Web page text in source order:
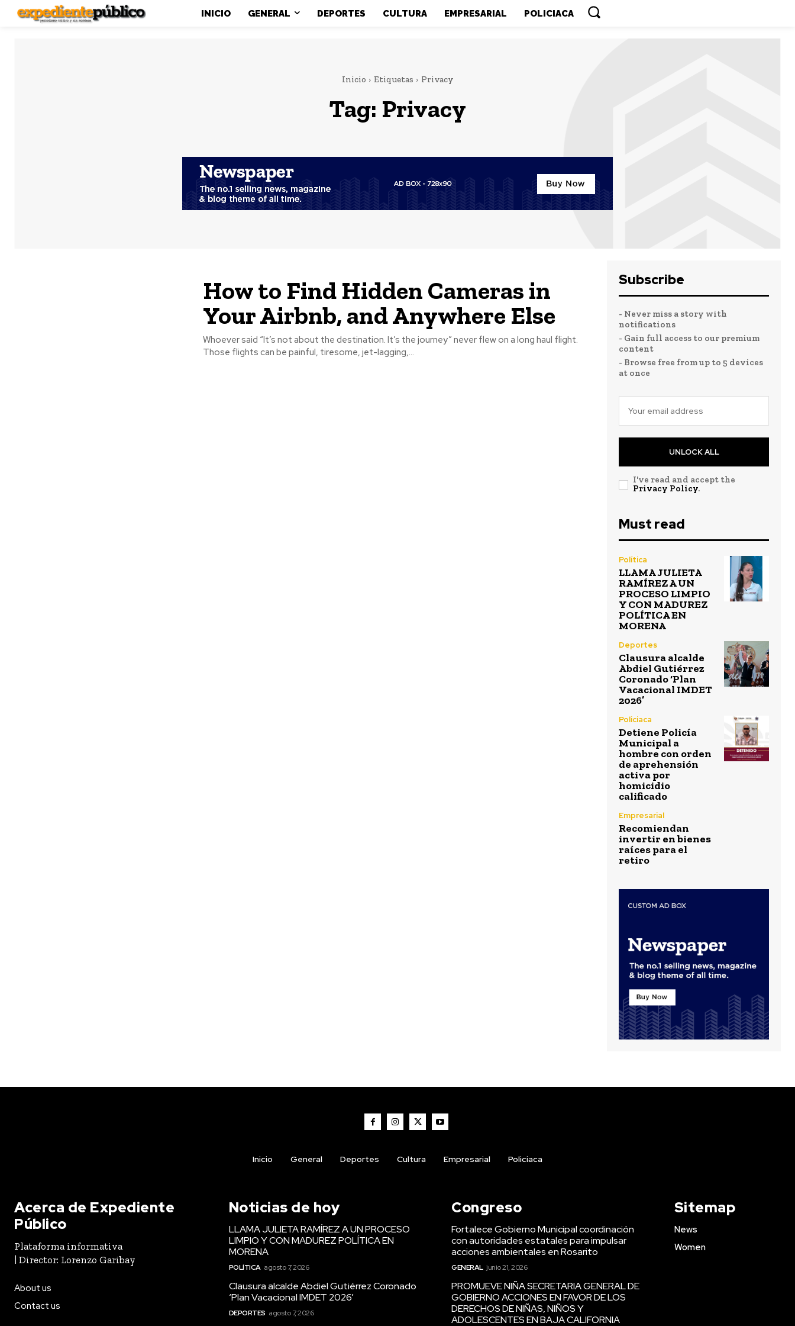
INICIO GENERAL DEPORTES CULTURA EMPRESARIAL POLICIACA
Inicio Etiquetas Privacy
Tag: Privacy
How to Find Hidden Cameras in
Your Airbnb, and Anywhere Else
Whoever said “It’s not about the destination. It’s the journey” never flew on a long haul flight.
Those flights can be painful, tiresome, jet-lagging,...
Subscribe
- Never miss a story with
notifications
- Gain full access to our premium
content
- Browse free from up to 5 devices
at once
UNLOCK ALL
I've read and accept the
Privacy Policy.
Must read
Política
LLAMA JULIETA
RAMÍREZ A UN
PROCESO LIMPIO
Y CON MADUREZ
POLÍTICA EN
MORENA
Deportes
Clausura alcalde
Abdiel Gutiérrez
Coronado ‘Plan
Vacacional IMDET
2026’
Policiaca
Detiene Policía
Municipal a
hombre con orden
de aprehensión
activa por
homicidio
calificado
Empresarial
Recomiendan
invertir en bienes
raíces para el
retiro
Inicio General Deportes Cultura Empresarial Policiaca
Acerca de Expediente
Público
Plataforma informativa
| Director: Lorenzo Garibay
About us
Contact us
Noticias de hoy
LLAMA JULIETA RAMÍREZ A UN PROCESO
LIMPIO Y CON MADUREZ POLÍTICA EN
MORENA
POLÍTICA agosto 7, 2026
Clausura alcalde Abdiel Gutiérrez Coronado
‘Plan Vacacional IMDET 2026’
DEPORTES agosto 7, 2026
Congreso
Fortalece Gobierno Municipal coordinación
con autoridades estatales para impulsar
acciones ambientales en Rosarito
GENERAL junio 21, 2026
PROMUEVE NIÑA SECRETARIA GENERAL DE
GOBIERNO ACCIONES EN FAVOR DE LOS
DERECHOS DE NIÑAS, NIÑOS Y
ADOLESCENTES EN BAJA CALIFORNIA
Sitemap
News
Women